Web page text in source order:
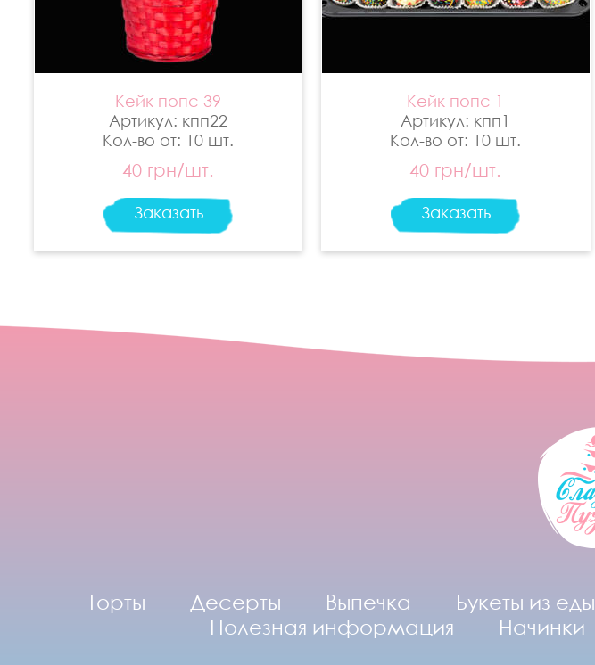
Кейк попс 39
Артикул: кпп22
Кол-во от: 10 шт.
40 грн/шт.
Заказать
Кейк попс 1
Артикул: кпп1
Кол-во от: 10 шт.
40 грн/шт.
Заказать
Торты Десерты Выпечка Букеты из еды
Полезная информация
Начинки